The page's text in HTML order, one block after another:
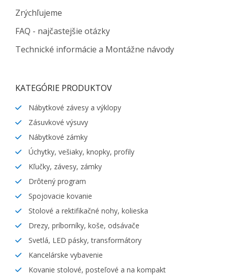
Zrýchľujeme
FAQ - najčastejšie otázky
Technické informácie a Montážne návody
KATEGÓRIE PRODUKTOV
Nábytkové závesy a výklopy
Zásuvkové výsuvy
Nábytkové zámky
Úchytky, vešiaky, knopky, profily
Kľučky, závesy, zámky
Drôtený program
Spojovacie kovanie
Stolové a rektifikačné nohy, kolieska
Drezy, príborníky, koše, odsávače
Svetlá, LED pásky, transformátory
Kancelárske vybavenie
Kovanie stolové, posteľové a na kompakt